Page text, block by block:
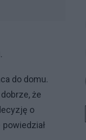
do domu.
że
o